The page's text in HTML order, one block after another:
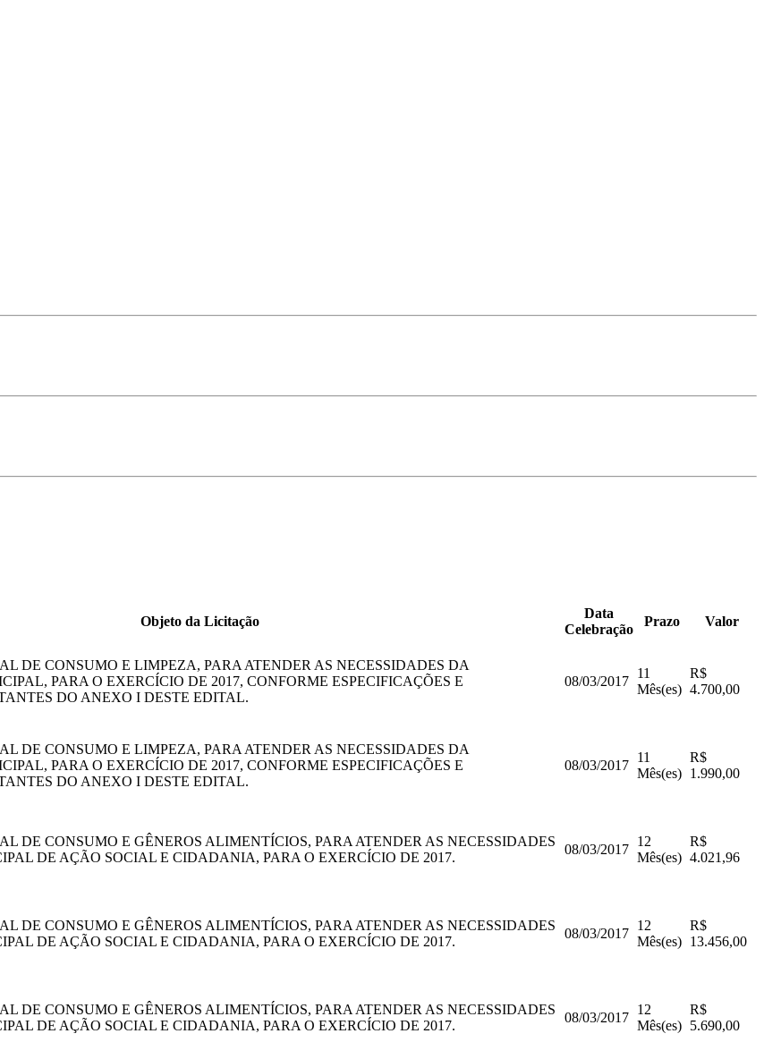
Objeto da Licitação
Data
Celebração
Prazo Valor
DE CONSUMO E LIMPEZA, PARA ATENDER AS NECESSIDADES DA
PARA O EXERCÍCIO DE 2017, CONFORME ESPECIFICAÇÕES E
DO ANEXO I DESTE EDITAL.
08/03/2017
11
Mês(es)
R$
4.700,00
DE CONSUMO E LIMPEZA, PARA ATENDER AS NECESSIDADES DA
PARA O EXERCÍCIO DE 2017, CONFORME ESPECIFICAÇÕES E
DO ANEXO I DESTE EDITAL.
08/03/2017
11
Mês(es)
R$
1.990,00
DE CONSUMO E GÊNEROS ALIMENTÍCIOS, PARA ATENDER AS NECESSIDADES
DE AÇÃO SOCIAL E CIDADANIA, PARA O EXERCÍCIO DE 2017.
08/03/2017
12
Mês(es)
R$
4.021,96
DE CONSUMO E GÊNEROS ALIMENTÍCIOS, PARA ATENDER AS NECESSIDADES
DE AÇÃO SOCIAL E CIDADANIA, PARA O EXERCÍCIO DE 2017.
08/03/2017
12
Mês(es)
R$
13.456,00
DE CONSUMO E GÊNEROS ALIMENTÍCIOS, PARA ATENDER AS NECESSIDADES
DE AÇÃO SOCIAL E CIDADANIA, PARA O EXERCÍCIO DE 2017.
08/03/2017
12
Mês(es)
R$
5.690,00